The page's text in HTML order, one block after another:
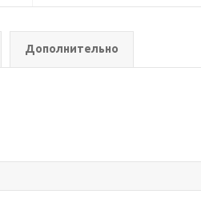
Дополнительно